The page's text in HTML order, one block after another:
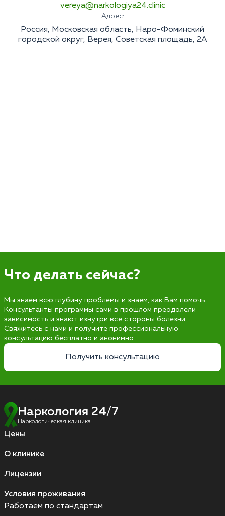
vereya@narkologiya24.clinic
Адрес:
Россия, Московская область, Наро-Фоминский
городской округ, Верея, Советская площадь, 2А
Что делать сейчас?
Мы знаем всю глубину проблемы и знаем, как Вам помочь.
Консультанты программы сами в прошлом преодолели
зависимость и знают изнутри все стороны болезни.
Свяжитесь с нами и получите профессиональную
консультацию бесплатно и анонимно.
Получить консультацию
Наркология 24/7
Наркологическая клиника
Цены
О клинике
Лицензии
Условия проживания
Работаем по стандартам